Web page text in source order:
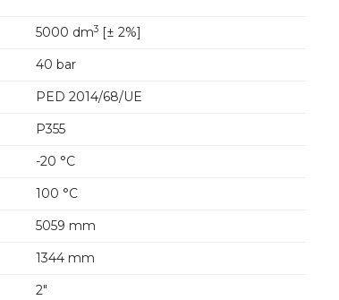
5000 dm3[± 2%]
40 bar
PED 2014/68/UE
P355
-20 °C
100 °C
5059 mm
1344 mm
2"